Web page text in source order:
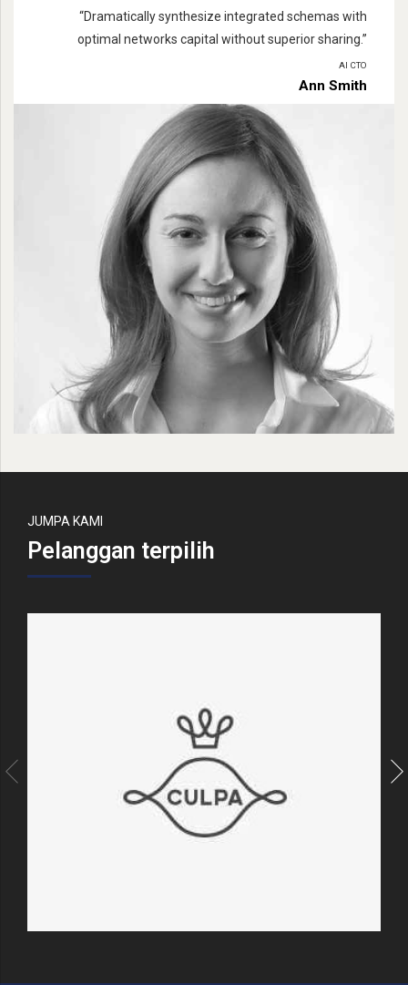
“Dramatically synthesize integrated schemas with
optimal networks capital without superior sharing.”
AI CTO
Ann Smith
JUMPA KAMI
Pelanggan terpilih